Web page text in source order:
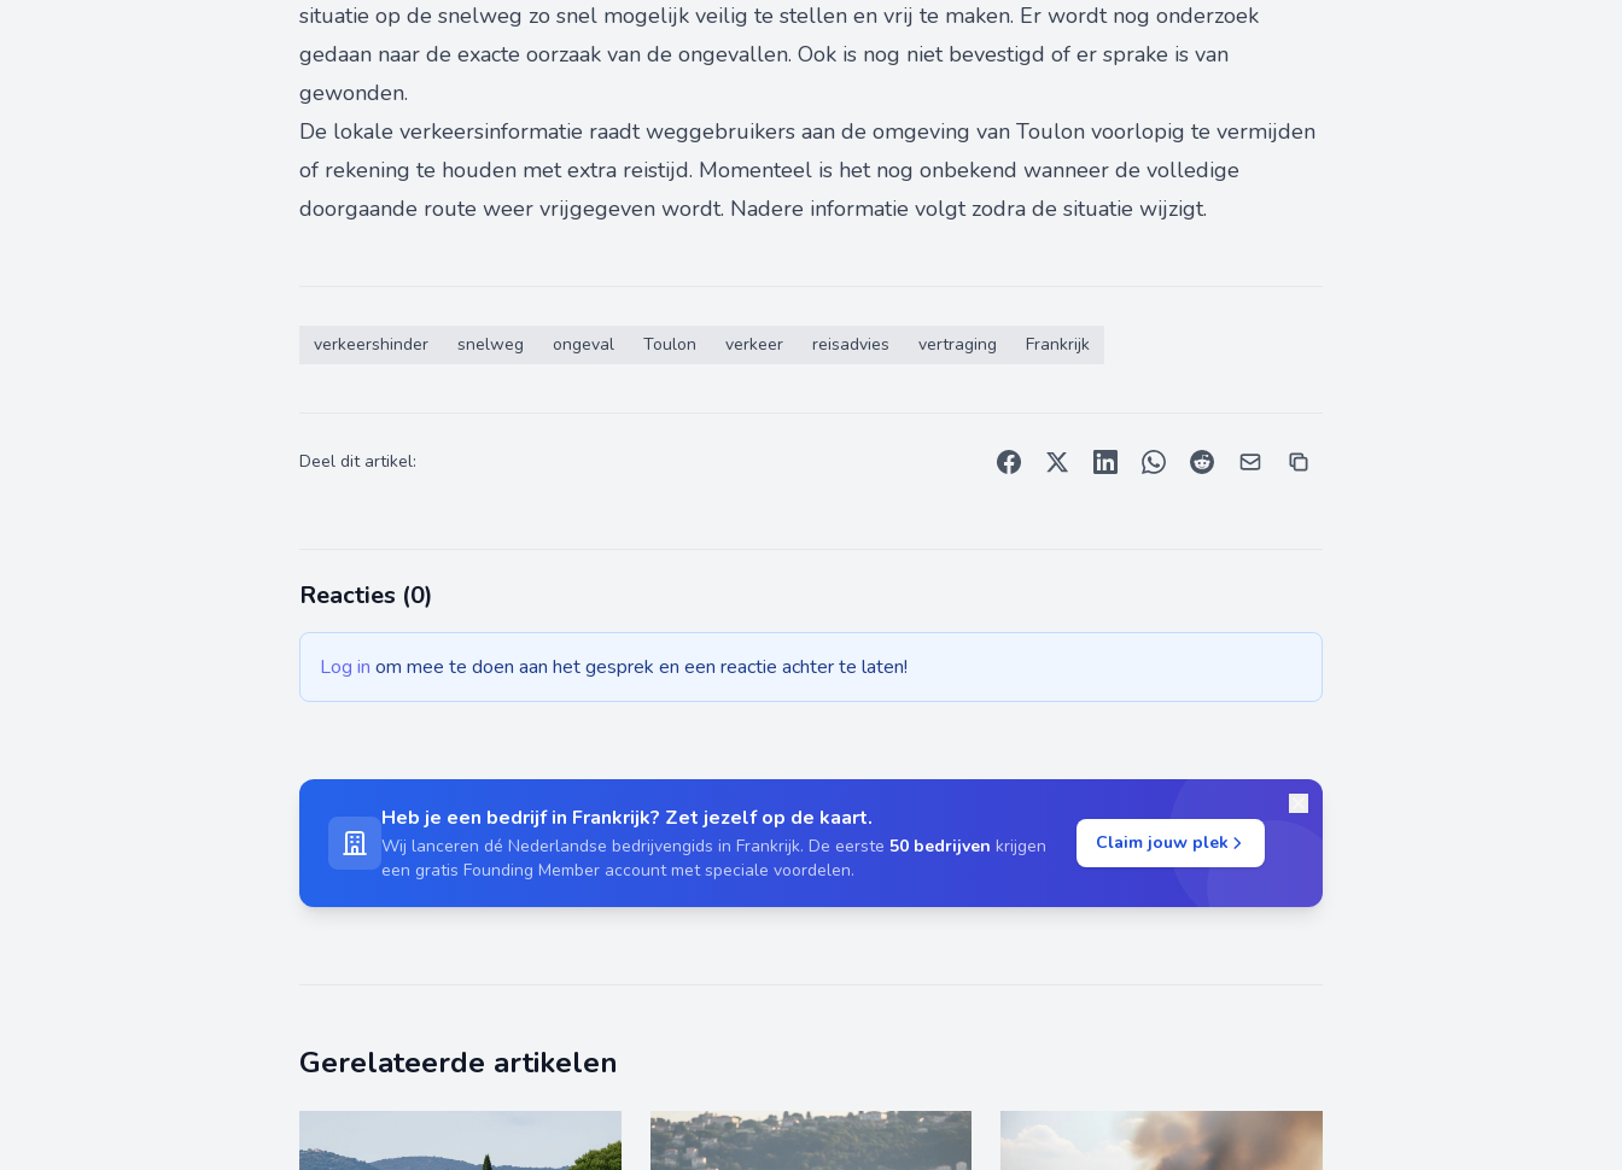
situatie op de snelweg zo snel mogelijk veilig te stellen en vrij te maken. Er wordt nog onderzoek
gedaan naar de exacte oorzaak van de ongevallen. Ook is nog niet bevestigd of er sprake is van
gewonden.
De lokale verkeersinformatie raadt weggebruikers aan de omgeving van Toulon voorlopig te vermijden
of rekening te houden met extra reistijd. Momenteel is het nog onbekend wanneer de volledige
doorgaande route weer vrijgegeven wordt. Nadere informatie volgt zodra de situatie wijzigt.
verkeershinder snelweg ongeval Toulon verkeer reisadvies vertraging Frankrijk
Deel dit artikel:
Reacties (0)
Log in om mee te doen aan het gesprek en een reactie achter te laten!
Heb je een bedrijf in Frankrijk? Zet jezelf op de kaart.
Wij lanceren dé Nederlandse bedrijvengids in Frankrijk. De eerste 50 bedrijven krijgen
een gratis Founding Member account met speciale voordelen.
Claim jouw plek
Gerelateerde artikelen